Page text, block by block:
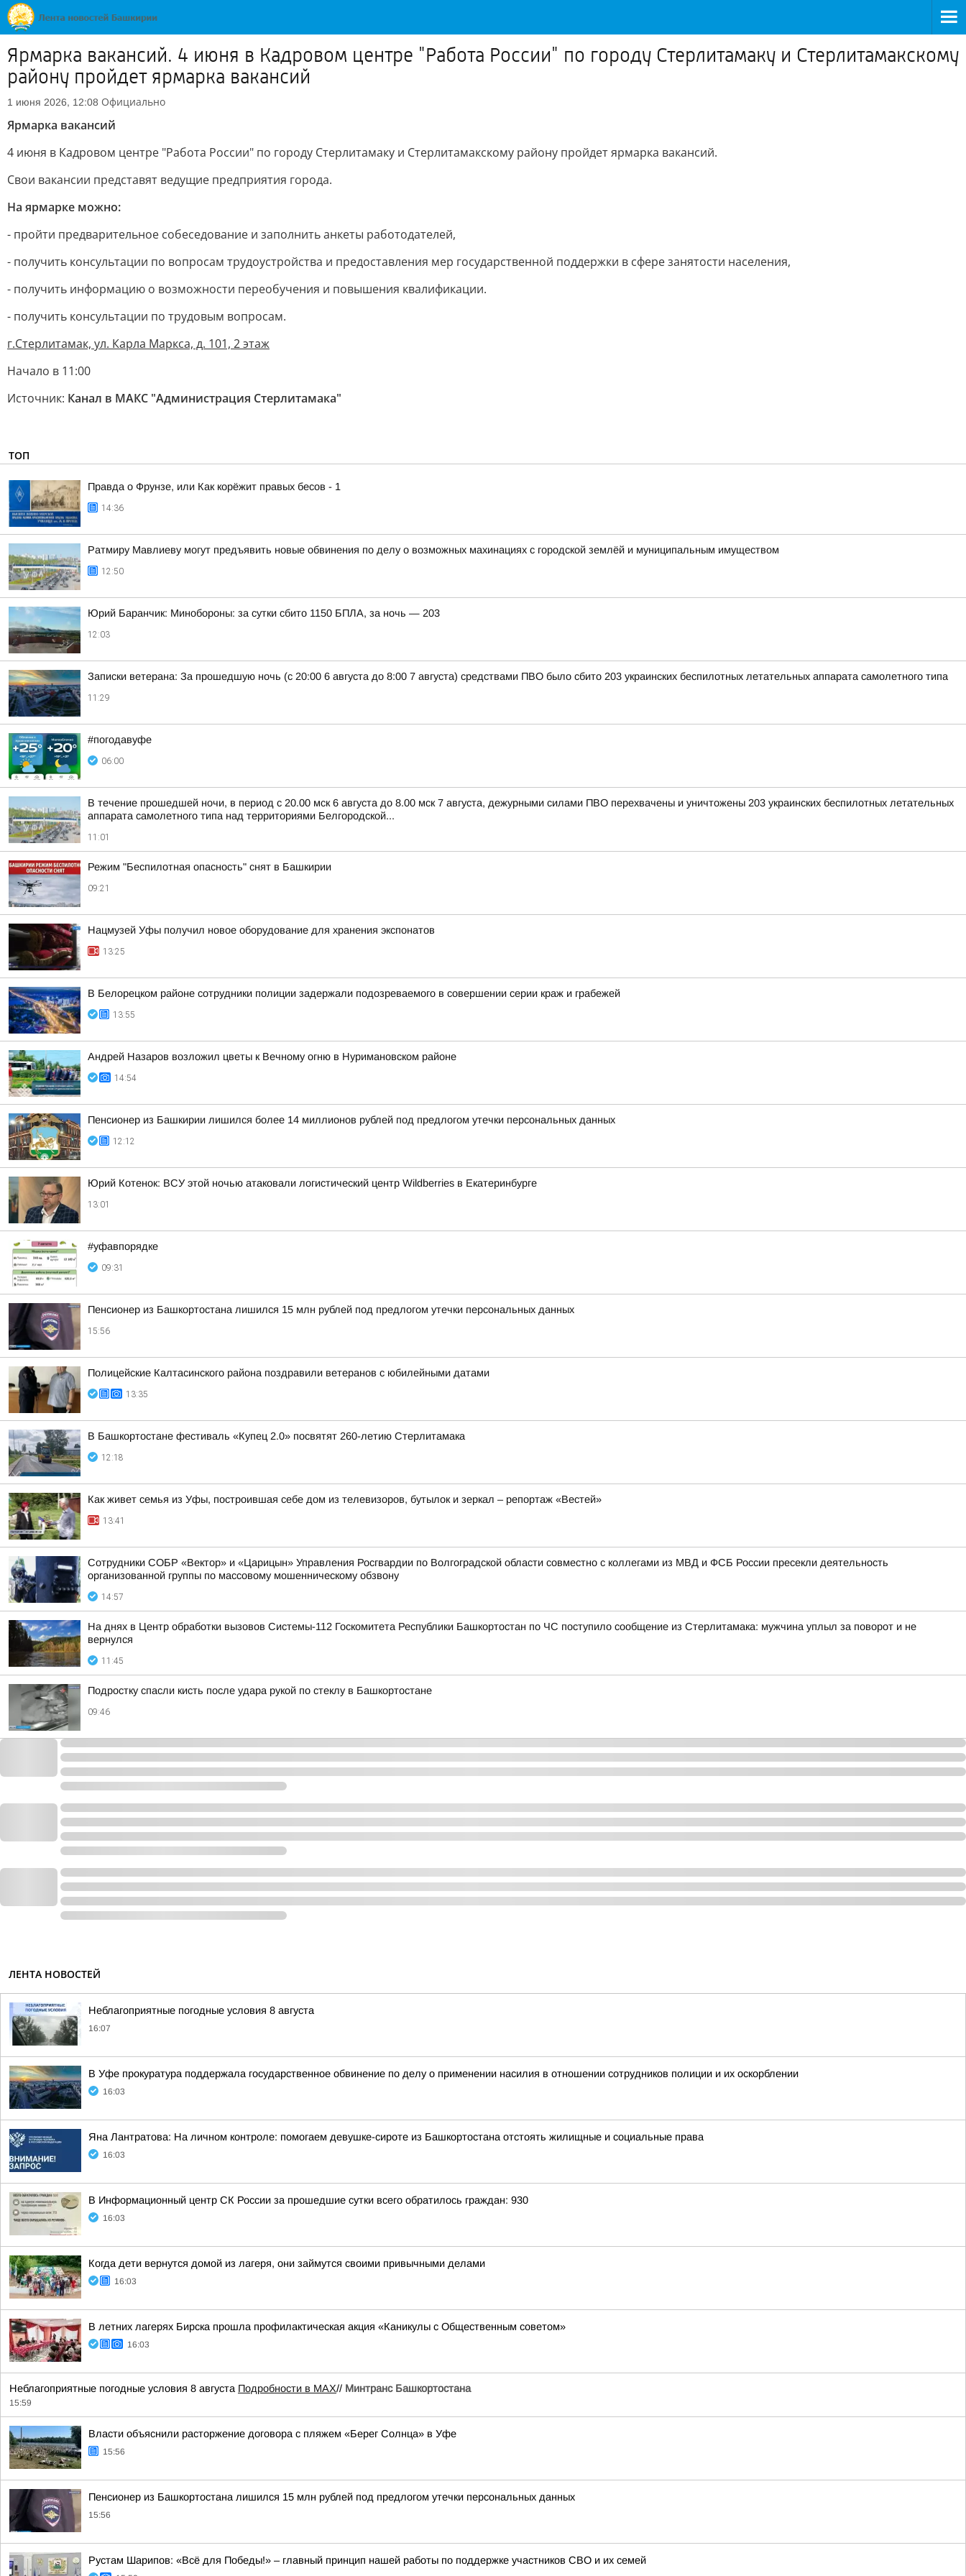
Ярмарка вакансий. 4 июня в Кадровом центре "Работа России" по городу Стерлитамаку и Стерлитамакскому
району пройдет ярмарка вакансий
1 июня 2026, 12:08 Официально
Ярмарка вакансий
4 июня в Кадровом центре "Работа России" по городу Стерлитамаку и Стерлитамакскому району пройдет ярмарка вакансий.
Свои вакансии представят ведущие предприятия города.
На ярмарке можно:
- пройти предварительное собеседование и заполнить анкеты работодателей,
- получить консультации по вопросам трудоустройства и предоставления мер государственной поддержки в сфере занятости населения,
- получить информацию о возможности переобучения и повышения квалификации.
- получить консультации по трудовым вопросам.
г.Стерлитамак, ул. Карла Маркса, д. 101, 2 этаж
Начало в 11:00
Источник: Канал в МАКС "Администрация Стерлитамака"
ТОП
Правда о Фрунзе, или Как корёжит правых бесов - 1
14:36
Ратмиру Мавлиеву могут предъявить новые обвинения по делу о возможных махинациях с городской землёй и муниципальным имуществом
12:50
Юрий Баранчик: Минобороны: за сутки сбито 1150 БПЛА, за ночь — 203
12:03
Записки ветерана: За прошедшую ночь (с 20:00 6 августа до 8:00 7 августа) средствами ПВО было сбито 203 украинских беспилотных летательных аппарата самолетного типа
11:29
#погодавуфе
06:00
В течение прошедшей ночи, в период с 20.00 мск 6 августа до 8.00 мск 7 августа, дежурными силами ПВО перехвачены и уничтожены 203 украинских беспилотных летательных
аппарата самолетного типа над территориями Белгородской...
11:01
Режим "Беспилотная опасность" снят в Башкирии
09:21
Нацмузей Уфы получил новое оборудование для хранения экспонатов
13:25
В Белорецком районе сотрудники полиции задержали подозреваемого в совершении серии краж и грабежей
13:55
Андрей Назаров возложил цветы к Вечному огню в Нуримановском районе
14:54
Пенсионер из Башкирии лишился более 14 миллионов рублей под предлогом утечки персональных данных
12:12
Юрий Котенок: ВСУ этой ночью атаковали логистический центр Wildberries в Екатеринбурге
13:01
#уфавпорядке
09:31
Пенсионер из Башкортостана лишился 15 млн рублей под предлогом утечки персональных данных
15:56
Полицейские Калтасинского района поздравили ветеранов с юбилейными датами
13:35
В Башкортостане фестиваль «Купец 2.0» посвятят 260-летию Стерлитамака
12:18
Как живет семья из Уфы, построившая себе дом из телевизоров, бутылок и зеркал – репортаж «Вестей»
13:41
Сотрудники СОБР «Вектор» и «Царицын» Управления Росгвардии по Волгоградской области совместно с коллегами из МВД и ФСБ России пресекли деятельность
организованной группы по массовому мошенническому обзвону
14:57
На днях в Центр обработки вызовов Системы-112 Госкомитета Республики Башкортостан по ЧС поступило сообщение из Стерлитамака: мужчина уплыл за поворот и не
вернулся
11:45
Подростку спасли кисть после удара рукой по стеклу в Башкортостане
09:46
ЛЕНТА НОВОСТЕЙ
Неблагоприятные погодные условия 8 августа
16:07
В Уфе прокуратура поддержала государственное обвинение по делу о применении насилия в отношении сотрудников полиции и их оскорблении
16:03
Яна Лантратова: На личном контроле: помогаем девушке-сироте из Башкортостана отстоять жилищные и социальные права
16:03
В Информационный центр СК России за прошедшие сутки всего обратилось граждан: 930
16:03
Когда дети вернутся домой из лагеря, они займутся своими привычными делами
16:03
В летних лагерях Бирска прошла профилактическая акция «Каникулы с Общественным советом»
16:03
Неблагоприятные погодные условия 8 августа Подробности в MAX// Минтранс Башкортостана
15:59
Власти объяснили расторжение договора с пляжем «Берег Солнца» в Уфе
15:56
Пенсионер из Башкортостана лишился 15 млн рублей под предлогом утечки персональных данных
15:56
Рустам Шарипов: «Всё для Победы!» – главный принцип нашей работы по поддержке участников СВО и их семей